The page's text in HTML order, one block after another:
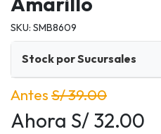
SKU: SMB8609
Stock por Sucursales
AntesS/ 39.00
Ahora S/ 32.00